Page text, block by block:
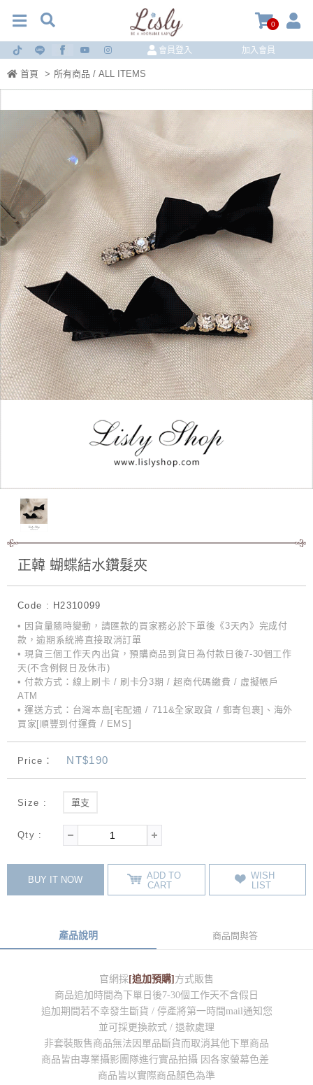
0
會員登入 加入會員
首頁 > 所有商品 / ALL ITEMS
正韓 蝴蝶結水鑽髮夾
Code : H2310099
• 因貨量隨時變動，請匯款的買家務必於下單後《3天內》完成付
款，逾期系統將直接取消訂單
• 現貨三個工作天內出貨，預購商品到貨日為付款日後7-30個工作
天(不含例假日及休市)
• 付款方式：線上刷卡 / 刷卡分3期 / 超商代碼繳費 / 虛擬帳戶
ATM
• 運送方式：台灣本島[宅配通 / 711&全家取貨 / 郵寄包裹]、海外
買家[順豐到付運費 / EMS]
Price： NT$190
Size : 單支
Qty :
BUY IT NOW
ADD TO
CART
WISH
LIST
產品說明 商品問與答
官網採[追加預購]方式販售
商品追加時間為下單日後7-30個工作天不含假日
追加期間若不幸發生斷貨 / 停產將第一時間mail通知您
並可採更換款式 / 退款處理
非套裝販售商品無法因單品斷貨而取消其他下單商品
商品皆由專業攝影團隊進行實品拍攝 因各家螢幕色差
商品皆以實際商品顏色為準